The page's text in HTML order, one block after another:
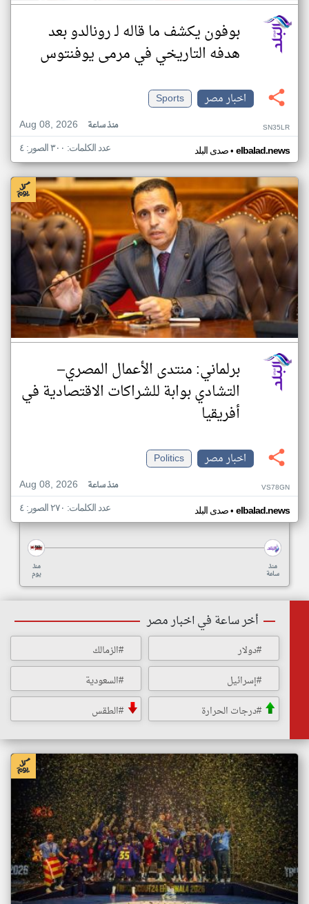
بوفون يكشف ما قاله لـ رونالدو بعد
هدفه التاريخي في مرمى يوفنتوس
اخبار مصر
Sports
Aug 08, 2026
منذ ساعة SN35LR
صدى البلد• elbalad.news عدد الكلمات: ٣٠٠ الصور: ٤
برلماني: منتدى الأعمال المصري–
التشادي بوابة للشراكات الاقتصادية في
أفريقيا
اخبار مصر
Politics
Aug 08, 2026
منذ ساعة VS78GN
صدى البلد• elbalad.news عدد الكلمات: ٢٧٠ الصور: ٤
منذ
يوم
منذ
ساعة
أخر ساعة في اخبار مصر
#دولار
#الزمالك
#إسرائيل
#السعودية
#درجات الحرارة
#الطقس